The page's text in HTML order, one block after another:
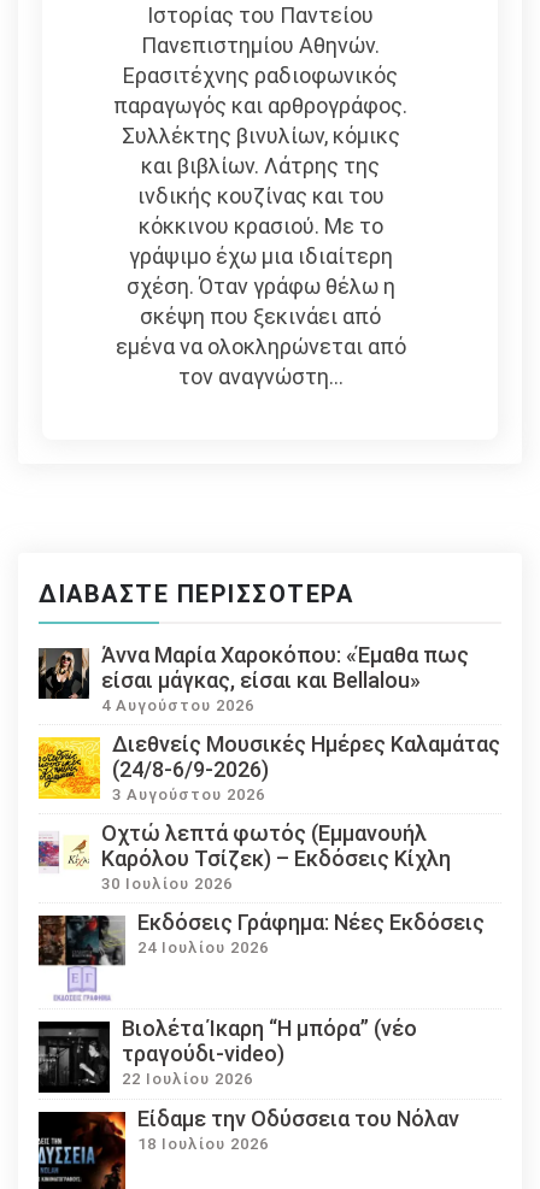
Ιστορίας του Παντείου
Πανεπιστημίου Αθηνών.
Ερασιτέχνης ραδιοφωνικός
παραγωγός και αρθρογράφος.
Συλλέκτης βινυλίων, κόμικς
και βιβλίων. Λάτρης της
ινδικής κουζίνας και του
κόκκινου κρασιού. Με το
γράψιμο έχω μια ιδιαίτερη
σχέση. Όταν γράφω θέλω η
σκέψη που ξεκινάει από
εμένα να ολοκληρώνεται από
τον αναγνώστη...
ΔΙΑΒΆΣΤΕ ΠΕΡΙΣΣΌΤΕΡΑ
Άννα Μαρία Χαροκόπου: «Έμαθα πως
είσαι μάγκας, είσαι και Bellalou»
4 Αυγούστου 2026
Διεθνείς Μουσικές Ημέρες Καλαμάτας
(24/8-6/9-2026)
3 Αυγούστου 2026
Οχτώ λεπτά φωτός (Εμμανουήλ
Καρόλου Τσίζεκ) – Εκδόσεις Κίχλη
30 Ιουλίου 2026
Εκδόσεις Γράφημα: Νέες Εκδόσεις
24 Ιουλίου 2026
Βιολέτα Ίκαρη “Η μπόρα” (νέο
τραγούδι-video)
22 Ιουλίου 2026
Eίδαμε την Οδύσσεια του Νόλαν
18 Ιουλίου 2026